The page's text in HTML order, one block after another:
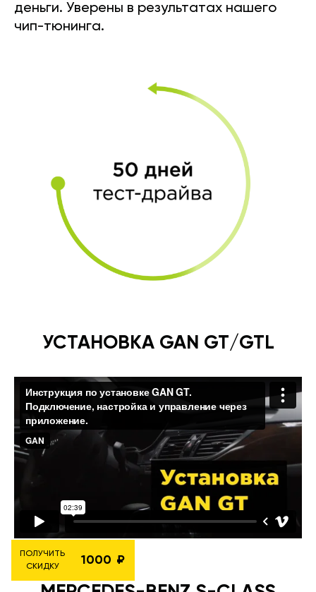
деньги. Уверены в результатах нашего
чип-тюнинга.
УСТАНОВКА GAN GT/GTL
ПОЛУЧИТЬ
СКИДКУ
1000